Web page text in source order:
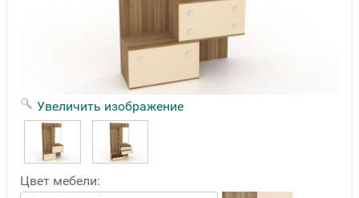
Увеличить изображение
Цвет мебели: